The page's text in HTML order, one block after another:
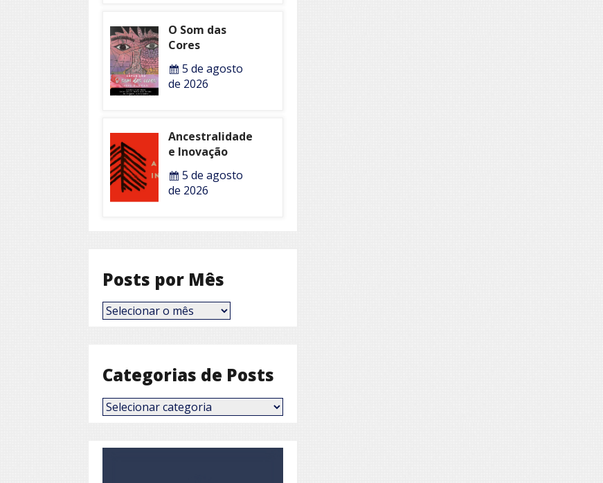
O Som das
Cores
5 de agosto
de 2026
Ancestralidade
e Inovação
5 de agosto
de 2026
Posts por Mês
Posts
por
Categorias de Posts
Categorias
de